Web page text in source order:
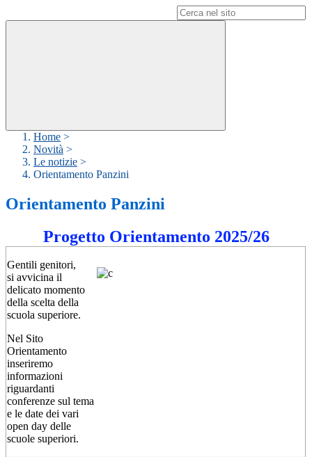
Home >
Novità >
Le notizie >
Orientamento Panzini
Orientamento Panzini
Progetto Orientamento 2025/26
Gentili genitori,
si avvicina il
delicato momento
della scelta della
scuola superiore.
Nel Sito
Orientamento
inseriremo
informazioni
riguardanti
conferenze sul tema
e le date dei vari
open day delle
scuole superiori.